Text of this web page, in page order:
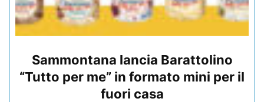
Sammontana lancia Barattolino
“Tutto per me” in formato mini per il
fuori casa